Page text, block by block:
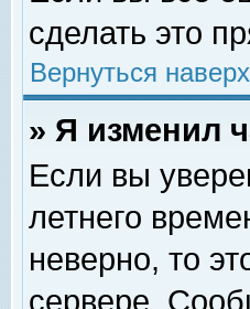
сделать это
Вернуться наверх
» Я изменил
Если вы
летнего
неверно, то
сервере.